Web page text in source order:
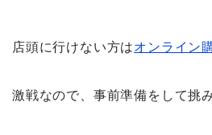
店頭に行けない方はオンライン
激戦なので、事前準備をして挑